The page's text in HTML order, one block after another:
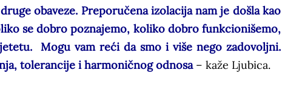
obaveze. Preporučena izolacija nam je došla kao
se dobro poznajemo, koliko dobro funkcionišemo,
Mogu vam reći da smo i više nego zadovoljni.
tolerancije i harmoničnog odnosa– kaže Ljubica.